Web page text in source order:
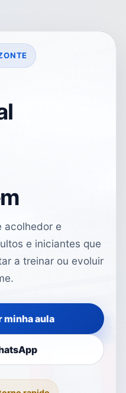
acolhedor e
e iniciantes que
a treinar ou evoluir
minha aula